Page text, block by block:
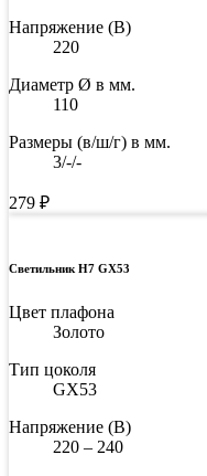
Напряжение (В)
220
Диаметр Ø в мм.
110
Размеры (в/ш/г) в мм.
3/-/-
279 ₽
Светильник H7 GX53
Цвет плафона
Золото
Тип цоколя
GX53
Напряжение (В)
220 – 240